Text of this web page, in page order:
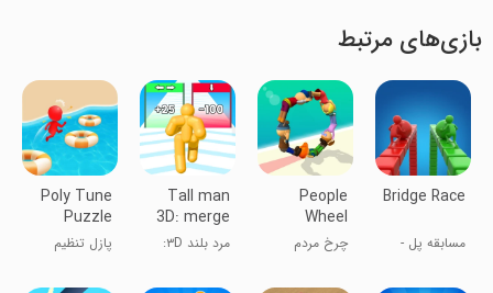
بازی‌های مرتبط
Bridge Race
مسابقه پل -
People
Wheel
چرخ مردم
Tall man
3D: merge
and run مرد بلند ۳D:
Poly Tune
Puzzle
پازل تنظیم